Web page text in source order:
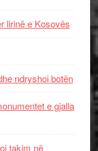
lirinë e Kosovës
ndryshoi botën
e gjalla
takim në